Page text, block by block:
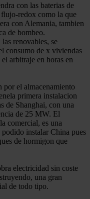
con las baterias de
redox como la que
con Alemania, tambien
de bombeo.
renovables, se
consumo de x viviendas
arbitraje en horas en
por el almacenamiento
primera instalacion
de Shanghai, con una
de 25 MW. El
comercial, es una
instalar China pues
de hormigon que
electricidad sin coste
una gran
de todo tipo.